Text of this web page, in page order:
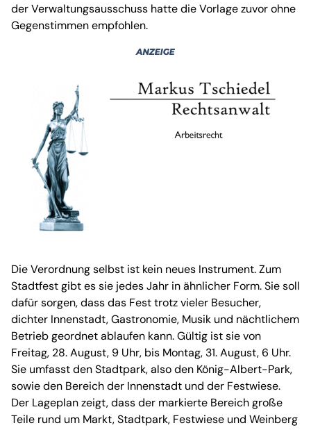
der Verwaltungsausschuss hatte die Vorlage zuvor ohne
Gegenstimmen empfohlen.
Die Verordnung selbst ist kein neues Instrument. Zum
Stadtfest gibt es sie jedes Jahr in ähnlicher Form. Sie soll
dafür sorgen, dass das Fest trotz vieler Besucher,
dichter Innenstadt, Gastronomie, Musik und nächtlichem
Betrieb geordnet ablaufen kann. Gültig ist sie von
Freitag, 28. August, 9 Uhr, bis Montag, 31. August, 6 Uhr.
Sie umfasst den Stadtpark, also den König-Albert-Park,
sowie den Bereich der Innenstadt und der Festwiese.
Der Lageplan zeigt, dass der markierte Bereich große
Teile rund um Markt, Stadtpark, Festwiese und Weinberg